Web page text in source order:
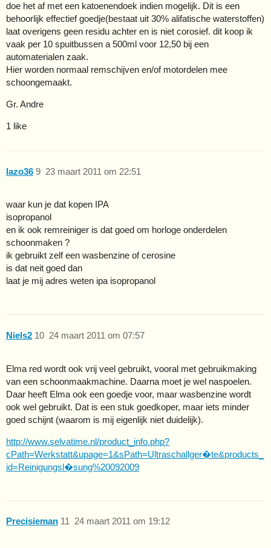
doe het af met een katoenendoek indien mogelijk. Dit is een
behoorlijk effectief goedje(bestaat uit 30% alifatische waterstoffen)
laat overigens geen residu achter en is niet corosief. dit koop ik
vaak per 10 spuitbussen a 500ml voor 12,50 bij een
automaterialen zaak.
Hier worden normaal remschijven en/of motordelen mee
schoongemaakt.
Gr. Andre
1 like
lazo36 23 maart 2011 om 22:51
9
waar kun je dat kopen IPA
isopropanol
en ik ook remreiniger is dat goed om horloge onderdelen
schoonmaken ?
ik gebruikt zelf een wasbenzine of cerosine
is dat neit goed dan
laat je mij adres weten ipa isopropanol
Niels2 24 maart 2011 om 07:57
10
Elma red wordt ook vrij veel gebruikt, vooral met gebruikmaking
van een schoonmaakmachine. Daarna moet je wel naspoelen.
Daar heeft Elma ook een goedje voor, maar wasbenzine wordt
ook wel gebruikt. Dat is een stuk goedkoper, maar iets minder
goed schijnt (waarom is mij eigenlijk niet duidelijk).
http://www.selvatime.nl/product_info.php?
cPath=Werkstatt&upage=1&sPath=Ultraschallger�te&products_
id=Reinigungsl�sung%20092009
Precisieman 24 maart 2011 om 19:12
11